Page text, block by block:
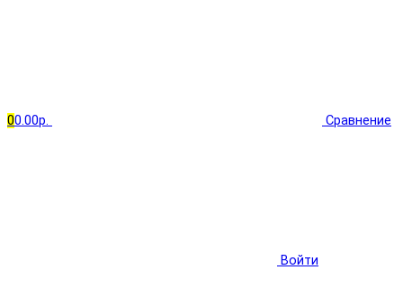
00.00р. Сравнение
Войти